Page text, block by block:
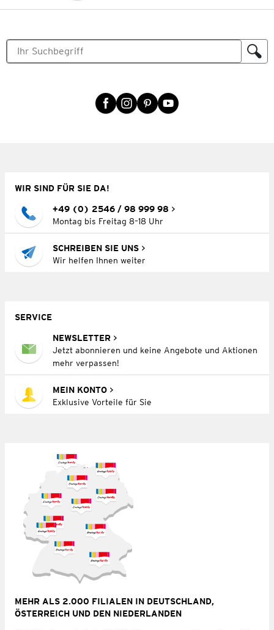
WIR SIND FÜR SIE DA!
+49 (0) 2546 / 98 999 98
Montag bis Freitag 8–18 Uhr
SCHREIBEN SIE UNS
Wir helfen Ihnen weiter
SERVICE
NEWSLETTER
Jetzt abonnieren und keine Angebote und Aktionen
mehr verpassen!
MEIN KONTO
Exklusive Vorteile für Sie
MEHR ALS 2.000 FILIALEN IN DEUTSCHLAND,
ÖSTERREICH UND DEN NIEDERLANDEN